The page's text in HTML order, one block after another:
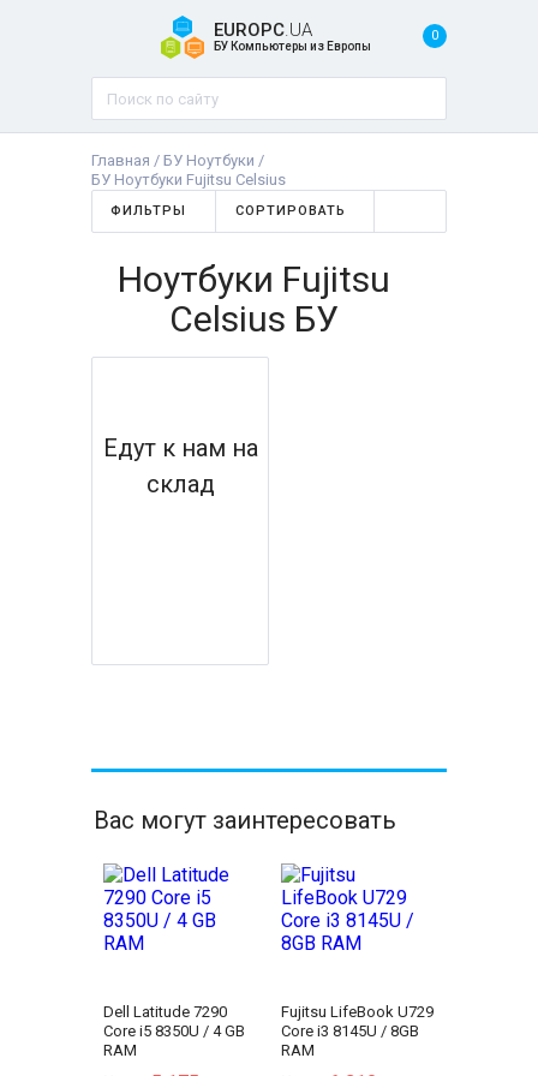
EUROPC.UA
БУ Компьютеры из Европы
0
Главная / БУ Ноутбуки /
БУ Ноутбуки Fujitsu Celsius
ФИЛЬТРЫ СОРТИРОВАТЬ
Ноутбуки Fujitsu
Celsius БУ
Едут к нам на
склад
Вас могут заинтересовать
Dell Latitude 7290
Core i5 8350U / 4 GB
RAM
Fujitsu LifeBook U729
Core i3 8145U / 8GB
RAM